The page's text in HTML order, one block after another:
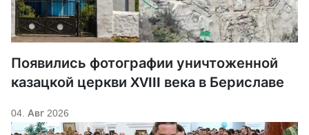
Появились фотографии уничтоженной
казацкой церкви XVIII века в Бериславе
04. Авг 2026